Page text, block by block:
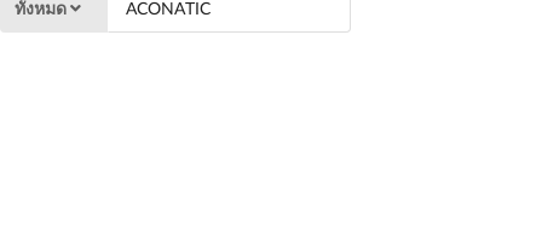
ทั้งหมด